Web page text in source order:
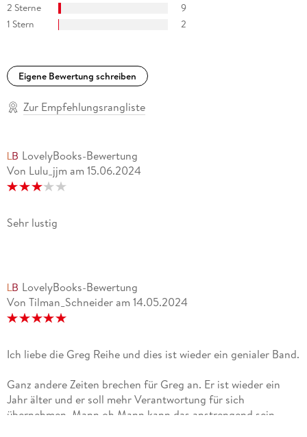
2 Sterne
9
1 Stern
2
Eigene Bewertung schreiben
Zur Empfehlungsrangliste
LovelyBooks-Bewertung
Von Lulu_jjm am 15.06.2024
Sehr lustig
LovelyBooks-Bewertung
Von Tilman_Schneider am 14.05.2024
Ich liebe die Greg Reihe und dies ist wieder ein genialer Band.
Ganz andere Zeiten brechen für Greg an. Er ist wieder ein
Jahr älter und er soll mehr Verantwortung für sich
übernehmen. Mann oh Mann kann das anstrengend sein.